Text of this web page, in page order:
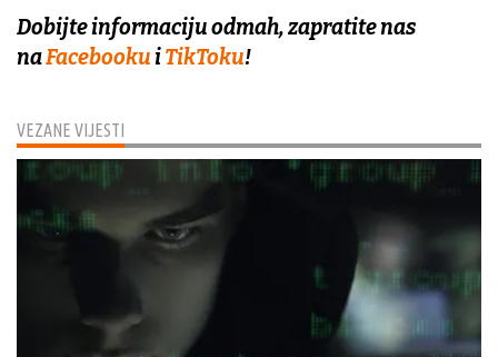
VEZANE VIJESTI
Dobijte informaciju odmah, zapratite nas
naFacebookuiTikToku!